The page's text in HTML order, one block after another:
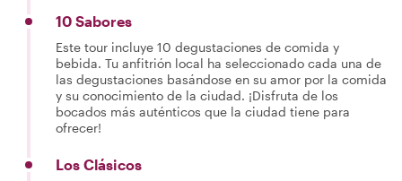
10 Sabores
Este tour incluye 10 degustaciones de comida y
bebida. Tu anfitrión local ha seleccionado cada una de
las degustaciones basándose en su amor por la comida
y su conocimiento de la ciudad. ¡Disfruta de los
bocados más auténticos que la ciudad tiene para
ofrecer!
Los Clásicos